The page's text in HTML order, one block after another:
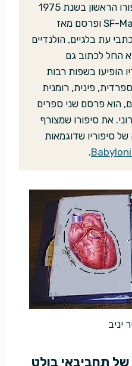
בשמו המלא) פרסם את סיפורו הראשון בשנת 1975
בכתב העת הבלגי SF-Magazine ופרסם מאז
עת בלגיים, הולנדיים
החל לכתוב גם
הופיעו בשפות רבות
פינית, רומנית
הוא פרסם שני ספרים
את סיפורו שמצורף
של סיפוריו שדוגמאות
.
יניב
של תחביבאי בולט